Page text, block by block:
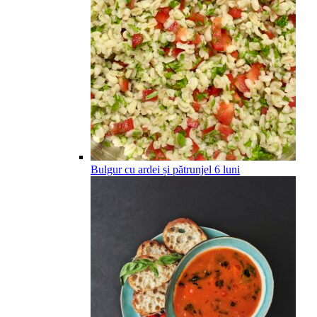
Bulgur cu ardei și pătrunjel 6 luni